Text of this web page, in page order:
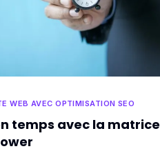
WEB AVEC OPTIMISATION SEO
temps avec la matrice